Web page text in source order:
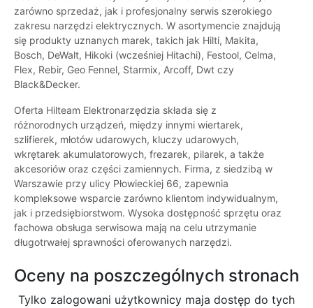
zarówno sprzedaż, jak i profesjonalny serwis szerokiego
zakresu narzędzi elektrycznych. W asortymencie znajdują
się produkty uznanych marek, takich jak Hilti, Makita,
Bosch, DeWalt, Hikoki (wcześniej Hitachi), Festool, Celma,
Flex, Rebir, Geo Fennel, Starmix, Arcoff, Dwt czy
Black&Decker.
Oferta Hilteam Elektronarzędzia składa się z
różnorodnych urządzeń, między innymi wiertarek,
szlifierek, młotów udarowych, kluczy udarowych,
wkrętarek akumulatorowych, frezarek, pilarek, a także
akcesoriów oraz części zamiennych. Firma, z siedzibą w
Warszawie przy ulicy Płowieckiej 66, zapewnia
kompleksowe wsparcie zarówno klientom indywidualnym,
jak i przedsiębiorstwom. Wysoka dostępność sprzętu oraz
fachowa obsługa serwisowa mają na celu utrzymanie
długotrwałej sprawności oferowanych narzędzi.
Oceny na poszczególnych stronach
Tylko zalogowani użytkownicy maja dostęp do tych